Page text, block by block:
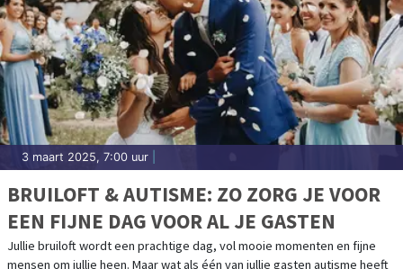
3 maart 2025, 7:00 uur
BRUILOFT & AUTISME: ZO ZORG JE VOOR
EEN FIJNE DAG VOOR AL JE GASTEN
Jullie bruiloft wordt een prachtige dag, vol mooie momenten en fijne
mensen om jullie heen. Maar wat als één van jullie gasten autisme heeft